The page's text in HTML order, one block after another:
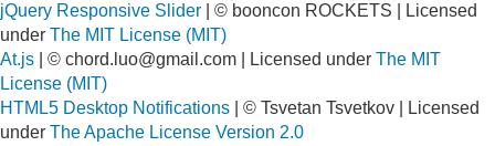
jQuery Responsive Slider | © booncon ROCKETS | Licensed
under The MIT License (MIT)
At.js | © chord.luo@gmail.com | Licensed under The MIT
License (MIT)
HTML5 Desktop Notifications | © Tsvetan Tsvetkov | Licensed
under The Apache License Version 2.0